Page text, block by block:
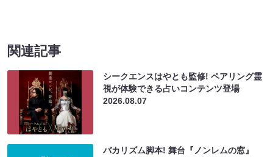
関連記事
シークエンスはやとも監修! ペアリング霊
視が体験できる占いコンテンツ登場
2026.08.07
バカリズム脚本! 舞台『ノンレムの窓』